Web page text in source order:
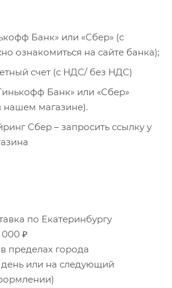
Банк» или «Сбер» (с
ознакомиться на сайте банка);
счет (с НДС/ без НДС)
Банк» или «Сбер»
нашем магазине).
Сбер – запросить ссылку у
по Екатеринбургу
000 ₽
пределах города
или на следующий